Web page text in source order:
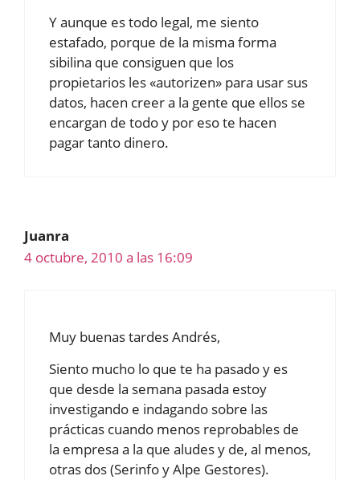
Y aunque es todo legal, me siento
estafado, porque de la misma forma
sibilina que consiguen que los
propietarios les «autorizen» para usar sus
datos, hacen creer a la gente que ellos se
encargan de todo y por eso te hacen
pagar tanto dinero.
Juanra
4 octubre, 2010 a las 16:09
Muy buenas tardes Andrés,
Siento mucho lo que te ha pasado y es
que desde la semana pasada estoy
investigando e indagando sobre las
prácticas cuando menos reprobables de
la empresa a la que aludes y de, al menos,
otras dos (Serinfo y Alpe Gestores).